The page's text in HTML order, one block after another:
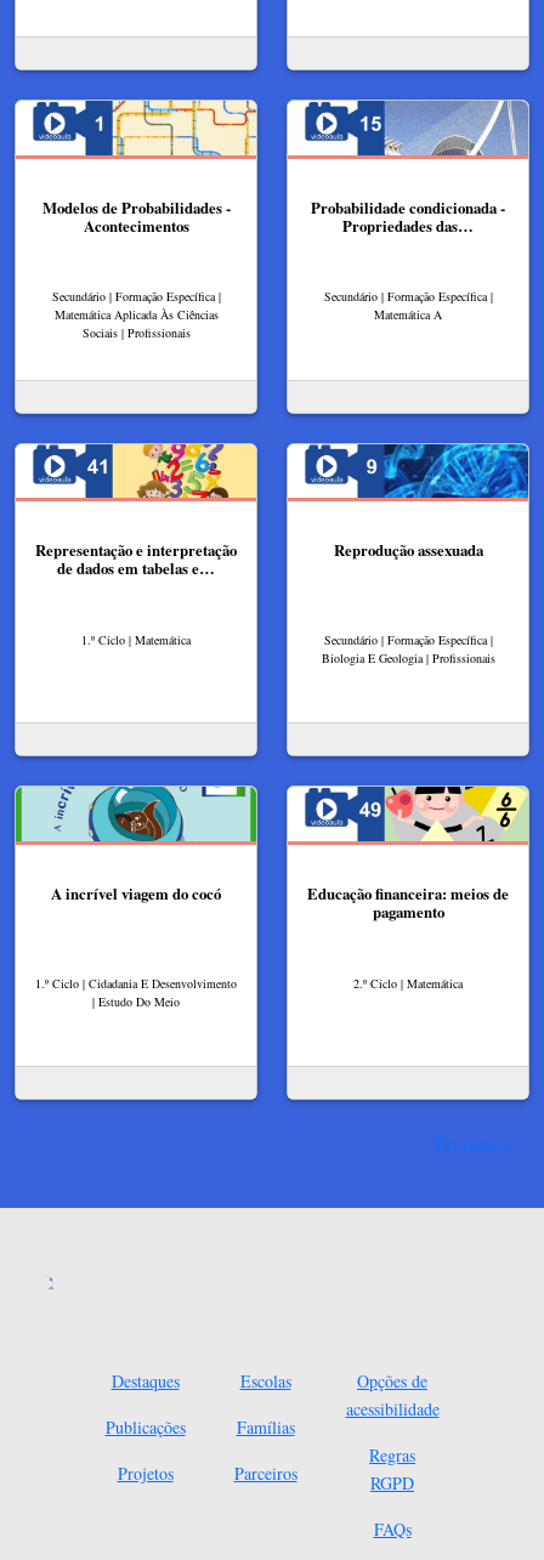
Modelos de Probabilidades -
Acontecimentos
Secundário | Formação Específica |
Matemática Aplicada Às Ciências
Sociais | Profissionais
Probabilidade condicionada -
Propriedades das…
Secundário | Formação Específica |
Matemática A
Representação e interpretação
de dados em tabelas e…
1.º Ciclo | Matemática
Reprodução assexuada
Secundário | Formação Específica |
Biologia E Geologia | Profissionais
A incrível viagem do cocó
1.º Ciclo | Cidadania E Desenvolvimento
| Estudo Do Meio
Educação financeira: meios de
pagamento
2.º Ciclo | Matemática
Ver mais
Destaques
Publicações
Projetos
Escolas
Famílias
Parceiros
Opções de
acessibilidade
Regras
RGPD
FAQs